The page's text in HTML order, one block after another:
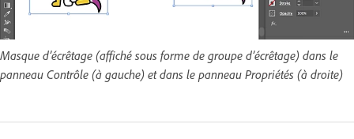
Masque d’écrêtage (affiché sous forme de groupe d’écrêtage) dans le
panneau Contrôle (à gauche) et dans le panneau Propriétés (à droite)